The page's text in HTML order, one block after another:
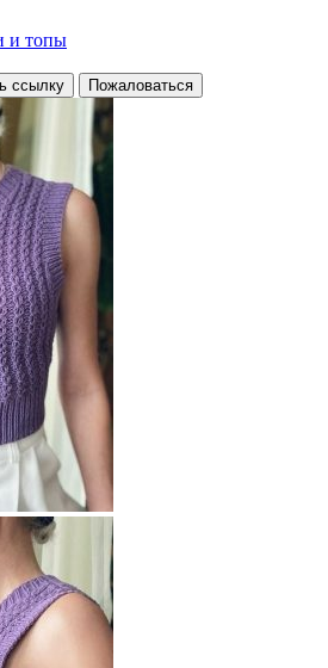
и топы
ссылку Пожаловаться